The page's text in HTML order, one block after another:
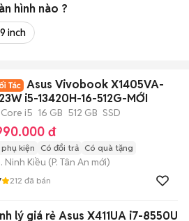
hình nào ?
inch
Asus Vivobook X1405VA-
i5-13420H-16-512G-MỚI
i5 16 GB 512 GB SSD
đ
phụ kiện Có đổi trả Có quà tặng
Ninh Kiều (P. Tân An mới)
212 đã bán
lý giá rẻ Asus X411UA i7-8550U